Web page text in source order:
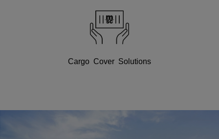
Cargo Cover Solutions